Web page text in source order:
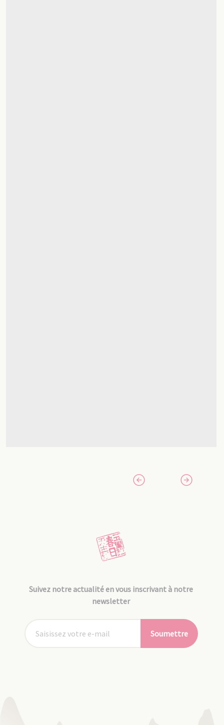
Suivez notre actualité en vous inscrivant à notre
newsletter
Soumettre